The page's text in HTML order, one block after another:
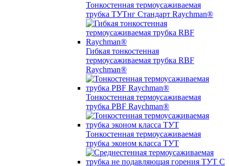
Тонкостенная термоусаживаемая
трубка ТУТнг Стандарт Raychman®
Гибкая тонкостенная
термоусаживаемая трубка RBF
Raychman®
Тонкостенная термоусаживаемая
трубка PBF Raychman®
Тонкостенная термоусаживаемая
трубка эконом класса ТУТ